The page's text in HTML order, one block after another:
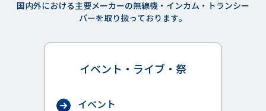
国内外における主要メーカーの無線機・インカム・トランシー
バーを取り扱っております。
イベント・ライブ・祭
イベント